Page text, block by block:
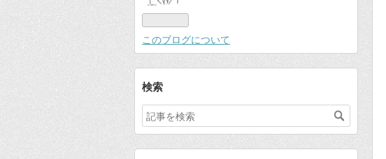
このブログについて
検索